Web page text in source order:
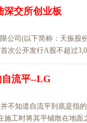
深交所创业板
公司(以下简称：天振股
次公开发行A股不超过
流平--LG
不知道自流平到底是指
工时将其平铺散在地